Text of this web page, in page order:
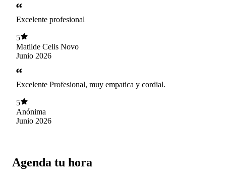
Excelente profesional
5
Matilde Celis Novo
Junio 2026
Excelente Profesional, muy empatica y cordial.
5
Anónima
Junio 2026
Agenda tu hora